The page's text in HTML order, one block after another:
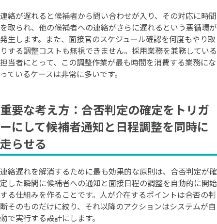
連絡が遅れると候補者から問い合わせが入り、その対応に時間
を取られ、他の候補者への連絡がさらに遅れるという悪循環が
発生します。また、面接官のスケジュール確認を何度もやり取
りする調整コストも無視できません。採用業務を兼務している
担当者にとって、この調整作業が最も時間を消費する業務にな
っているケースは非常に多いです。
重要な考え方：合否判定の確定をトリガ
ーにして候補者通知と日程調整を同時に
走らせる
連絡遅れを解消するために最も効果的な原則は、合否判定が確
定した瞬間に候補者への通知と面接日程の調整を自動的に開始
する仕組みを作ることです。人が介在するポイントは合否の判
断そのものだけに絞り、それ以降のアクションはシステムが自
動で実行する設計にします。